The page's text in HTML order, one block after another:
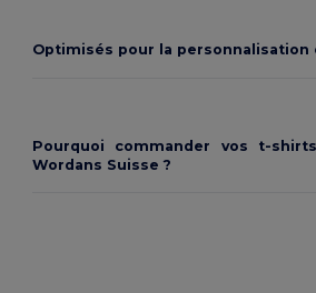
Optimisés pour la personnalisation
Pourquoi commander vos t-
Wordans Suisse ?